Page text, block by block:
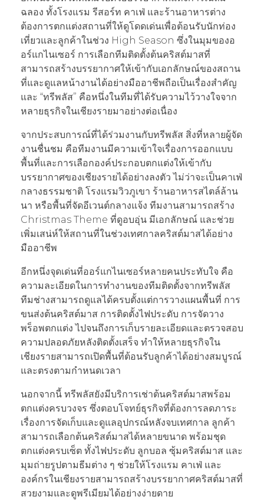
ฉลอง ทั้งโรงแรม รีสอร์ท คาเฟ่ และร้านอาหารต่าง
ต้องการตกแต่งสถานที่ให้ดูโดดเด่นเพื่อต้อนรับนักท่อง
เที่ยวและลูกค้าในช่วง High Season ซึ่งในมุมของอ
อร์แกไนเซอร์ การเลือกทีมติดตั้งต้นคริสต์มาสที่
สามารถสร้างบรรยากาศให้เข้ากับเอกลักษณ์ของสถาน
ที่และดูแลหน้างานได้อย่างมืออาชีพถือเป็นเรื่องสำคัญ
และ “ทรีพลัส” คือหนึ่งในทีมที่ได้รับความไว้วางใจจาก
หลายธุรกิจในเชียงรายมาอย่างต่อเนื่อง
จากประสบการณ์ที่ได้ร่วมงานกับทรีพลัส สิ่งที่หลายผู้จัด
งานชื่นชม คือทีมงานมีความเข้าใจเรื่องการออกแบบ
พื้นที่และการเลือกองค์ประกอบตกแต่งให้เข้ากับ
บรรยากาศของเชียงรายได้อย่างลงตัว ไม่ว่าจะเป็นคาเฟ่
กลางธรรมชาติ โรงแรมวิวภูเขา ร้านอาหารสไตล์ล้าน
นา หรือพื้นที่จัดอีเวนต์กลางแจ้ง ทีมงานสามารถสร้าง
Christmas Theme ที่ดูอบอุ่น มีเอกลักษณ์ และช่วย
เพิ่มเสน่ห์ให้สถานที่ในช่วงเทศกาลคริสต์มาสได้อย่าง
มืออาชีพ
อีกหนึ่งจุดเด่นที่ออร์แกไนเซอร์หลายคนประทับใจ คือ
ความละเอียดในการทำงานของทีมติดตั้งจากทรีพลัส
ทีมช่างสามารถดูแลได้ครบตั้งแต่การวางแผนพื้นที่ การ
ขนส่งต้นคริสต์มาส การติดตั้งไฟประดับ การจัดวาง
พร็อพตกแต่ง ไปจนถึงการเก็บรายละเอียดและตรวจสอบ
ความปลอดภัยหลังติดตั้งเสร็จ ทำให้หลายธุรกิจใน
เชียงรายสามารถเปิดพื้นที่ต้อนรับลูกค้าได้อย่างสมบูรณ์
และตรงตามกำหนดเวลา
นอกจากนี้ ทรีพลัสยังมีบริการเช่าต้นคริสต์มาสพร้อม
ตกแต่งครบวงจร ซึ่งตอบโจทย์ธุรกิจที่ต้องการลดภาระ
เรื่องการจัดเก็บและดูแลอุปกรณ์หลังจบเทศกาล ลูกค้า
สามารถเลือกต้นคริสต์มาสได้หลายขนาด พร้อมชุด
ตกแต่งครบเซ็ต ทั้งไฟประดับ ลูกบอล ซุ้มคริสต์มาส และ
มุมถ่ายรูปตามธีมต่าง ๆ ช่วยให้โรงแรม คาเฟ่ และ
องค์กรในเชียงรายสามารถสร้างบรรยากาศคริสต์มาสที่
สวยงามและดูพรีเมียมได้อย่างง่ายดาย